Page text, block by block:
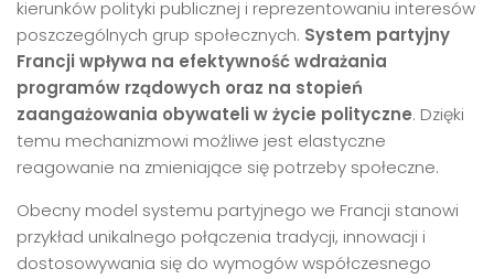
kierunków polityki publicznej i reprezentowaniu interesów
poszczególnych grup społecznych. System partyjny
Francji wpływa na efektywność wdrażania
programów rządowych oraz na stopień
zaangażowania obywateli w życie polityczne. Dzięki
temu mechanizmowi możliwe jest elastyczne
reagowanie na zmieniające się potrzeby społeczne.
Obecny model systemu partyjnego we Francji stanowi
przykład unikalnego połączenia tradycji, innowacji i
dostosowywania się do wymogów współczesnego